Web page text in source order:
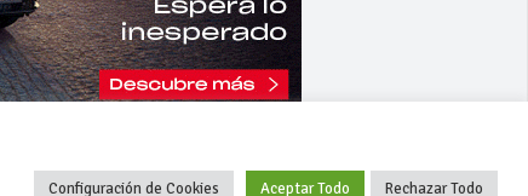
Configuración de Cookies Aceptar Todo Rechazar Todo